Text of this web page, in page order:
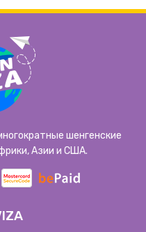
шенгенские
Азии и США.